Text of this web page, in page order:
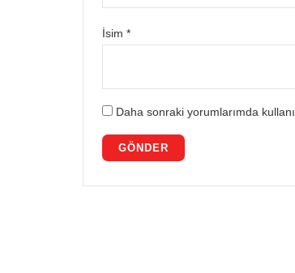
İsim*
Daha sonraki yorumlarımda